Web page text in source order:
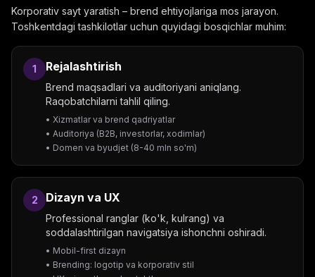
Korporativ sayt yaratish – brend ehtiyojlariga mos jarayon.
Toshkentdagi tashkilotlar uchun quyidagi bosqichlar muhim:
1 Rejalashtirish
Brend maqsadlari va auditoriyani aniqlang.
Raqobatchilarni tahlil qiling.
• Xizmatlar va brend qadriyatlar
• Auditoriya (B2B, investorlar, xodimlar)
• Domen va byudjet (8-40 mln so'm)
2 Dizayn va UX
Professional ranglar (ko'k, kulrang) va
soddalashtirilgan navigatsiya ishonchni oshiradi.
• Mobil-first dizayn
• Brending: logotip va korporativ stil